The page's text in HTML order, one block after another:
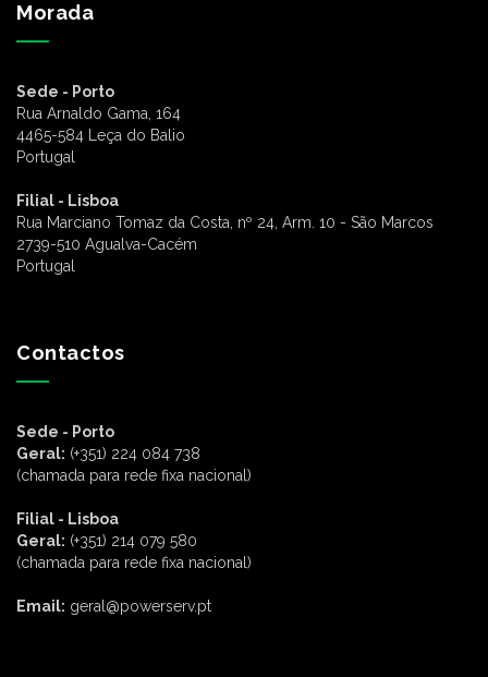
Morada
Sede - Porto
Rua Arnaldo Gama, 164
4465-584 Leça do Balio
Portugal
Filial - Lisboa
Rua Marciano Tomaz da Costa, nº 24, Arm. 10 - São Marcos
2739-510 Agualva-Cacém
Portugal
Contactos
Sede - Porto
Geral: (+351) 224 084 738
(chamada para rede fixa nacional)
Filial - Lisboa
Geral: (+351) 214 079 580
(chamada para rede fixa nacional)
Email: geral@powerserv.pt